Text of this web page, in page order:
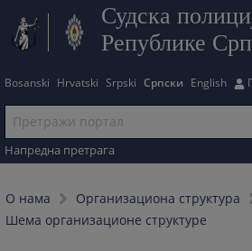
Судска
Републике
Bosanski Hrvatski Srpski Српски English
Напредна претрага
О нама
Организациона структура
Шема организационе структуре